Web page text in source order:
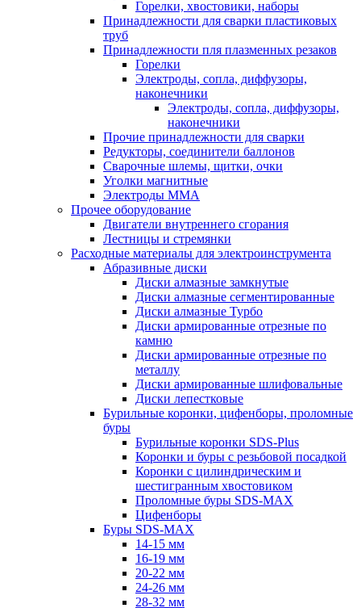
Горелки, хвостовики, наборы
Принадлежности для сварки пластиковых
труб
Принадлежности пля плазменных резаков
Горелки
Электроды, сопла, диффузоры,
наконечники
Электроды, сопла, диффузоры,
наконечники
Прочие принадлежности для сварки
Редукторы, соединители баллонов
Сварочные шлемы, щитки, очки
Уголки магнитные
Электроды MMA
Прочее оборудование
Двигатели внутреннего сгорания
Лестницы и стремянки
Расходные материалы для электроинструмента
Абразивные диски
Диски алмазные замкнутые
Диски алмазные сегментированные
Диски алмазные Турбо
Диски армированные отрезные по
камню
Диски армированные отрезные по
металлу
Диски армированные шлифовальные
Диски лепестковые
Бурильные коронки, цифенборы, проломные
буры
Бурильные коронки SDS-Plus
Коронки и буры с резьбовой посадкой
Коронки с цилиндрическим и
шестигранным хвостовиком
Проломные буры SDS-MAX
Цифенборы
Буры SDS-MAX
14-15 мм
16-19 мм
20-22 мм
24-26 мм
28-32 мм